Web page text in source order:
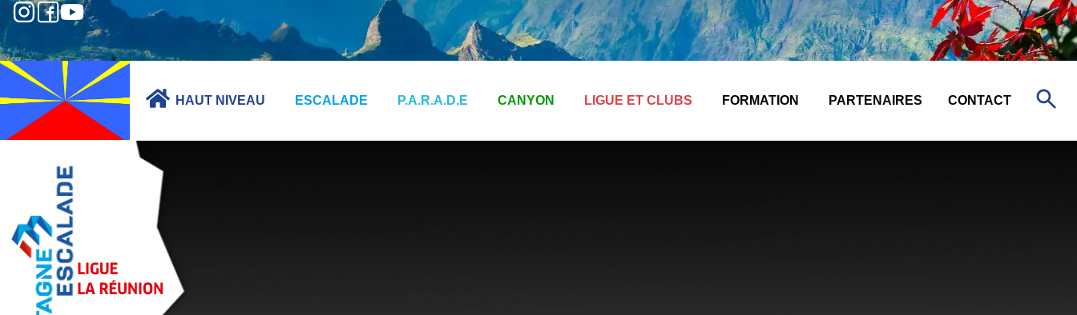
HAUT NIVEAU ESCALADE P.A.R.A.D.E CANYON LIGUE ET CLUBS FORMATION PARTENAIRES CONTACT